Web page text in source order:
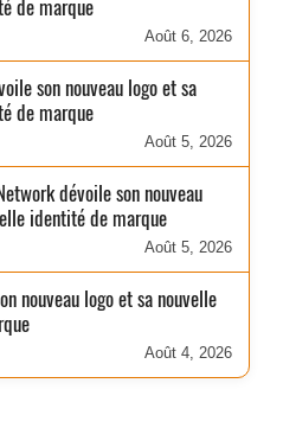
de marque
Août 6, 2026
son nouveau logo et sa
de marque
Août 5, 2026
dévoile son nouveau
identité de marque
Août 5, 2026
nouveau logo et sa nouvelle
Août 4, 2026